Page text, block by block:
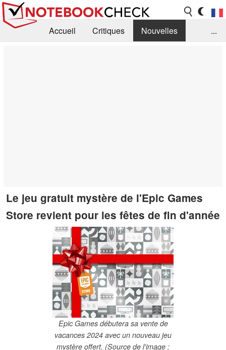
Accueil Critiques
Nouvelles
...
Le jeu gratuit mystère de l'Epic Games
Store revient pour les fêtes de fin d'année
Epic Games débutera sa vente de
vacances 2024 avec un nouveau jeu
mystère offert. (Source de l'image :